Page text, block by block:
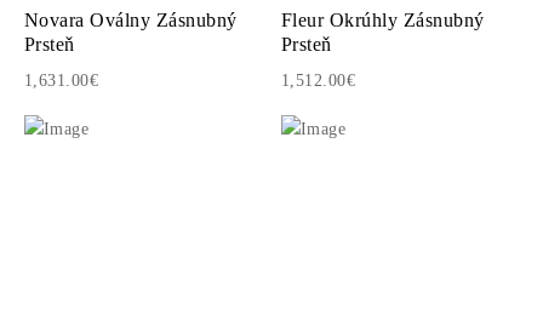
Novara Oválny Zásnubný
Prsteň
1,631.00€
Fleur Okrúhly Zásnubný
Prsteň
1,512.00€